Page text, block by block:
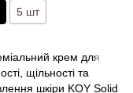
5 шт